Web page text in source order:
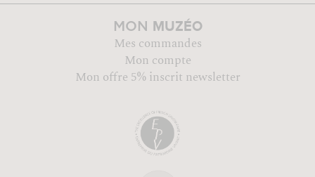
MON MUZÉO
Mes commandes
Mon compte
Mon offre 5% inscrit newsletter